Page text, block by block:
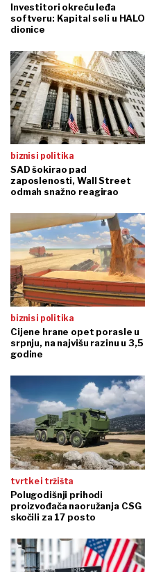
Investitori okreću leđa
softveru: Kapital seli u HALO
dionice
biznis i politika
SAD šokirao pad
zaposlenosti, Wall Street
odmah snažno reagirao
biznis i politika
Cijene hrane opet porasle u
srpnju, na najvišu razinu u 3,5
godine
tvrtke i tržišta
Polugodišnji prihodi
proizvođača naoružanja CSG
skočili za 17 posto